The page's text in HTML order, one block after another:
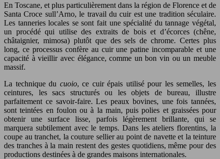
En Toscane, et plus particulièrement dans la région de Florence et de
Santa Croce sull’Arno, le travail du cuir est une tradition séculaire.
Les tanneries locales se sont fait une spécialité du tannage végétal,
un procédé qui utilise des extraits de bois et d’écorces (chêne,
châtaignier, mimosa) plutôt que des sels de chrome. Certes plus
long, ce processus confère au cuir une patine incomparable et une
capacité à vieillir avec élégance, comme un bon vin ou un meuble
massif.
La technique du cuoio, ce cuir épais utilisé pour les semelles, les
ceintures, les sacs structurés ou les objets de bureau, illustre
parfaitement ce savoir-faire. Les peaux bovines, une fois tannées,
sont teintées en foulon ou à la main, puis polies et graissées pour
obtenir une surface lisse, parfois légèrement brillante, qui se
marquera subtilement avec le temps. Dans les ateliers florentins, la
coupe au tranchet, la couture sellier au point de navette et la teinture
des tranches à la main restent des gestes quotidiens, même pour des
productions destinées à de grandes maisons internationales.